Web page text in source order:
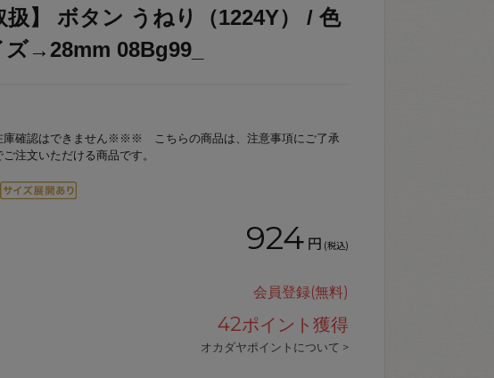
扱】 ボタン うねり（1224Y） / 色
→28mm 08Bg99_
確認はできません※※※ こちらの商品は、注意事項にご了承
注文いただける商品です。
924 円 (税込)
会員登録(無料)
42ポイント獲得
オカダヤポイントについて >